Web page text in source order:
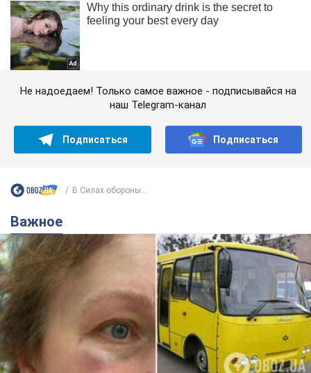
Не надоедаем! Только самое важное - подписывайся на
наш Telegram-канал
Подписаться Подписаться
В Силах обороны...
Важное